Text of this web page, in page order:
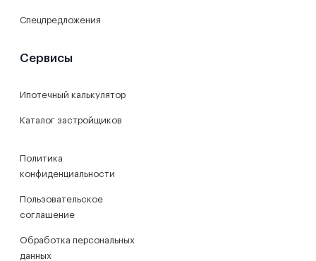
Спецпредложения
Сервисы
Ипотечный калькулятор
Каталог застройщиков
Политика
конфиденциальности
Пользовательское
соглашение
Обработка персональных
данных